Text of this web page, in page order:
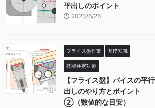
平出しのポイント
2023/6/26
フライス盤作業 基礎知識
技能検定対策
【フライス盤】バイスの平行
出しのやり方とポイント
②（数値的な目安）